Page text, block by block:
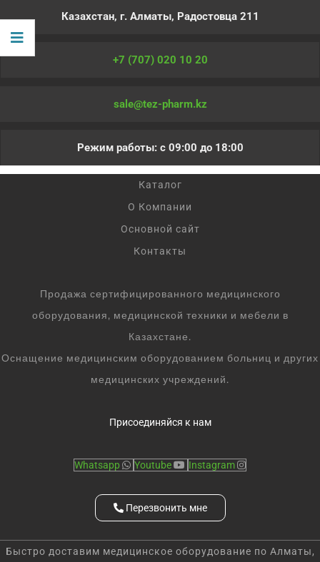
Казахстан, г. Алматы, Радостовца 211
+7 (707) 020 10 20
sale@tez-pharm.kz
Режим работы: с 09:00 до 18:00
Каталог
О Компании
Основной сайт
Контакты
Продажа сертифицированного медицинского
оборудования, медицинской техники и мебели в
Казахстане.
Оснащение медицинским оборудованием больниц и других
медицинских учреждений.
Присоединяйся к нам
Whatsapp Youtube Instagram
Перезвонить мне
Быстро доставим медицинское оборудование по Алматы,